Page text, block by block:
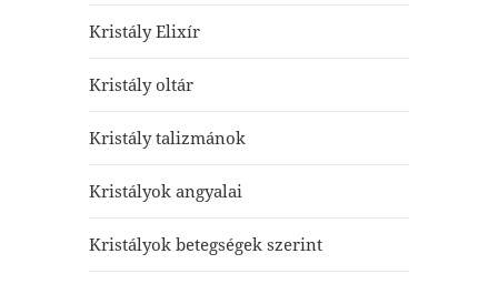
Kristály Elixír
Kristály oltár
Kristály talizmánok
Kristályok angyalai
Kristályok betegségek szerint